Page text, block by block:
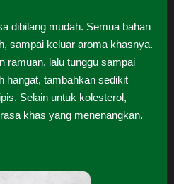
dibilang mudah. Semua bahan
sampai keluar aroma khasnya.
ramuan, lalu tunggu sampai
hangat, tambahkan sedikit
Selain untuk kolesterol,
khas yang menenangkan.